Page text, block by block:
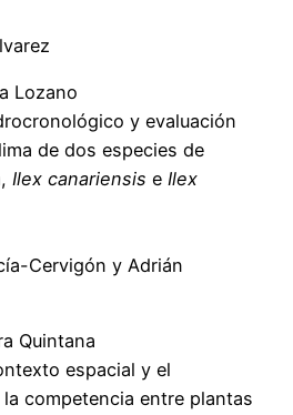
Lozano
y evaluación
de dos especies de
Ilex canariensis e Ilex
Cervigón y Adrián
Quintana
espacial y el
competencia entre plantas